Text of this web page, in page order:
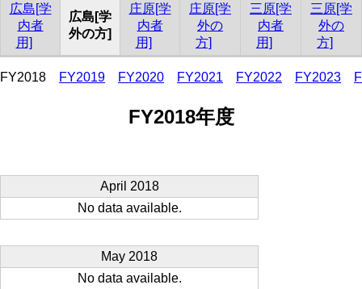
広島[学
内者
用]
広島[学
外の方]
庄原[学
内者
用]
庄原[学
外の
方]
三原[学
内者
用]
三原[学
外の
方]
FY2018 FY2019 FY2020 FY2021 FY2022 FY2023
FY2018年度
April 2018
No data available.
May 2018
No data available.